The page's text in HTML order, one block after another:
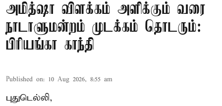
அமித்ஷா விளக்கம் அளிக்கும் வரை
நாடாளுமன்றம் முடக்கம் தொடரும்:
பிரியங்கா காந்தி
Published on: 10 Aug 2026, 8:55 am
புதுடெல்லி,